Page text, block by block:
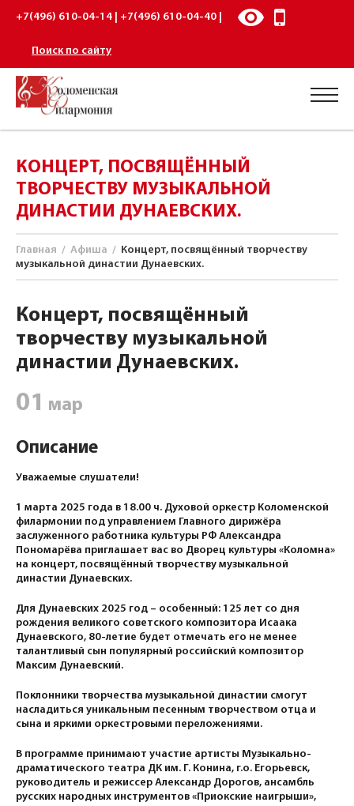
+7(496) 610-04-14 | +7(496) 610-04-40 |
Поиск по сайту
КОНЦЕРТ, ПОСВЯЩЁННЫЙ
ТВОРЧЕСТВУ МУЗЫКАЛЬНОЙ
ДИНАСТИИ ДУНАЕВСКИХ.
Главная / Афиша / Концерт, посвящённый творчеству
музыкальной династии Дунаевских.
Концерт, посвящённый
творчеству музыкальной
династии Дунаевских.
01 мар
Описание
Уважаемые слушатели!
1 марта 2025 года в 18.00 ч. Духовой оркестр Коломенской
филармонии под управлением Главного дирижёра
заслуженного работника культуры РФ Александра
Пономарёва приглашает вас во Дворец культуры «Коломна»
на концерт, посвящённый творчеству музыкальной
династии Дунаевских.
Для Дунаевских 2025 год – особенный: 125 лет со дня
рождения великого советского композитора Исаака
Дунаевского, 80-летие будет отмечать его не менее
талантливый сын популярный российский композитор
Максим Дунаевский.
Поклонники творчества музыкальной династии смогут
насладиться уникальным песенным творчеством отца и
сына и яркими оркестровыми переложениями.
В программе принимают участие артисты Музыкально-
драматического театра ДК им. Г. Конина, г.о. Егорьевск,
руководитель и режиссер Александр Дорогов, ансамбль
русских народных инструментов «Приокские наигрыши»,